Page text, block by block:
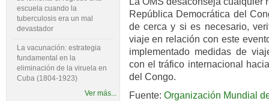
República Democrática del
de cerca y si es necesario,
viaje en relación con este
implementado medidas de
con el tráfico internacional
del Congo.
Fuente: Organización Mundial
escuela cuando la
tuberculosis era un mal
devastador
La vacunación: estrategia
fundamental en la
eliminación de la viruela en
Cuba (1804-‍1923)
Ver más...